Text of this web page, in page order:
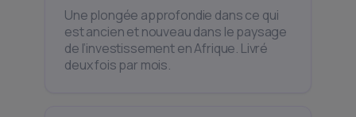
Une plongée approfondie dans ce qui
est ancien et nouveau dans le paysage
de l’investissement en Afrique. Livré
deux fois par mois.